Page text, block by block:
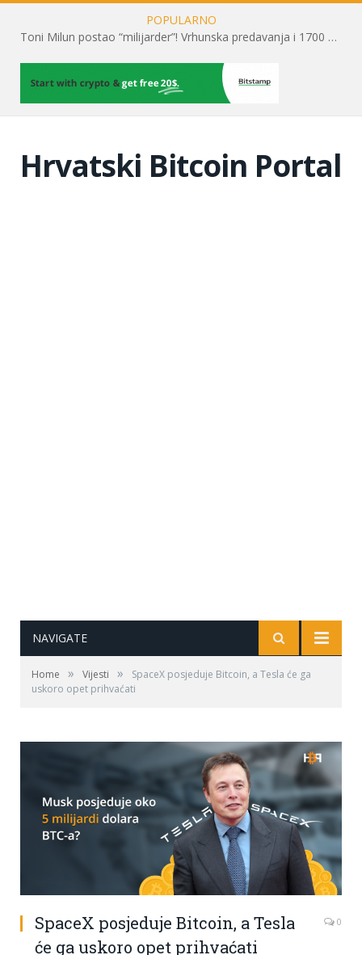
POPULARNO
Toni Milun postao “milijarder”! Vrhunska predavanja i 1700 posjetitelja obilježili su mjesec financijske pismenosti
Hrvatski Bitcoin Portal
NAVIGATE
Home » Vijesti »
SpaceX posjeduje Bitcoin, a Tesla će ga
uskoro opet prihvaćati
SpaceX posjeduje Bitcoin, a Tesla
će ga uskoro opet prihvaćati
0